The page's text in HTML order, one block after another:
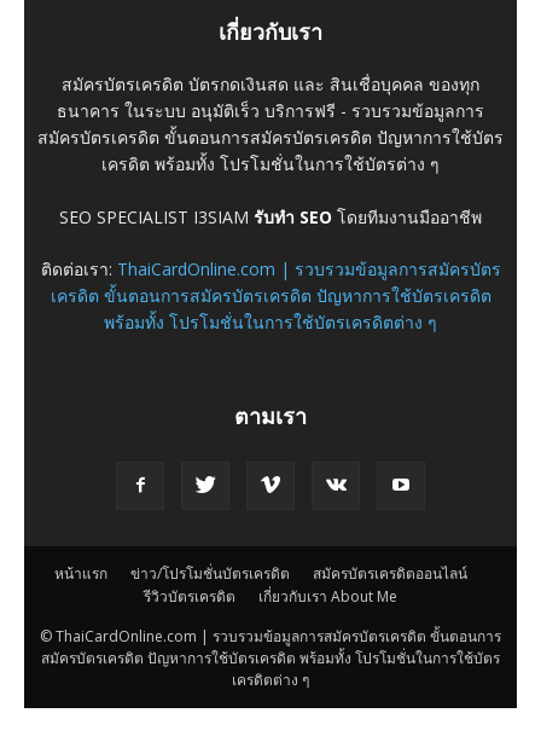
เกี่ยวกับเรา
สมัครบัตรเครดิต บัตรกดเงินสด และ สินเชื่อบุคคล ของทุก
ธนาคาร ในระบบ อนุมัติเร็ว บริการฟรี - รวบรวมข้อมูลการ
สมัครบัตรเครดิต ขั้นตอนการสมัครบัตรเครดิต ปัญหาการใช้บัตร
เครดิต พร้อมทั้ง โปรโมชั่นในการใช้บัตรต่าง ๆ
SEO SPECIALIST I3SIAM รับทำ SEO โดยทีมงานมืออาชีพ
ติดต่อเรา: ThaiCardOnline.com | รวบรวมข้อมูลการสมัครบัตร
เครดิต ขั้นตอนการสมัครบัตรเครดิต ปัญหาการใช้บัตรเครดิต
พร้อมทั้ง โปรโมชั่นในการใช้บัตรเครดิตต่าง ๆ
ตามเรา
หน้าแรก ข่าว/โปรโมชั่นบัตรเครดิต
สมัครบัตรเครดิตออนไลน์
รีวิวบัตรเครดิต
เกี่ยวกับเรา About Me
© ThaiCardOnline.com | รวบรวมข้อมูลการสมัครบัตรเครดิต ขั้นตอนการ
สมัครบัตรเครดิต ปัญหาการใช้บัตรเครดิต พร้อมทั้ง โปรโมชั่นในการใช้บัตร
เครดิตต่าง ๆ